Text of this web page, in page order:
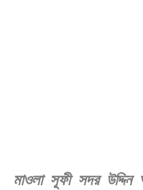
মাওলা সূফী সদর